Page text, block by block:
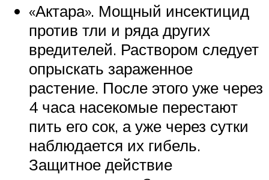
«Актара». Мощный инсектицид
против тли и ряда других
вредителей. Раствором следует
опрыскать зараженное
растение. После этого уже через
4 часа насекомые перестают
пить его сок, а уже через сутки
наблюдается их гибель.
Защитное действие